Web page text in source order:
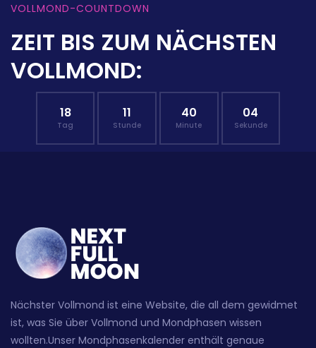
VOLLMOND-COUNTDOWN
ZEIT BIS ZUM NÄCHSTEN
VOLLMOND:
18
Tag
11
Stunde
40
Minute
03
Sekunde
Nächster Vollmond ist eine Website, die all dem gewidmet
ist, was Sie über Vollmond und Mondphasen wissen
wollten.Unser Mondphasenkalender enthält genaue